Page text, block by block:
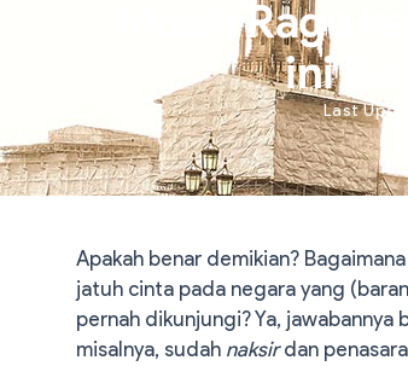
Masih Ragu
ini
Last
Apakah benar demikian?
jatuh cinta pada negara yang
pernah dikunjungi? Ya, jawabannya
misalnya, sudah naksirdan